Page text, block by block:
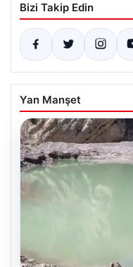
Bizi Takip Edin
Yan Manşet